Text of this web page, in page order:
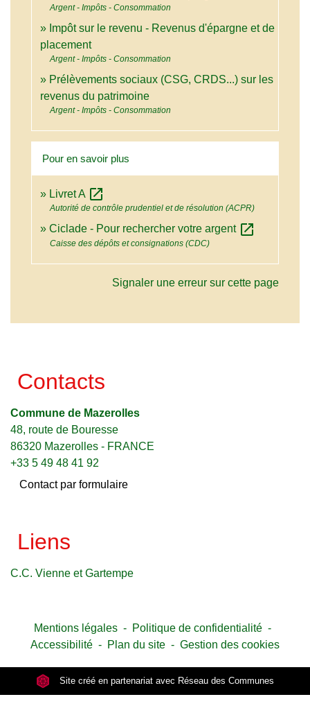
Argent - Impôts - Consommation
Impôt sur le revenu - Revenus d'épargne et de
placement
Argent - Impôts - Consommation
Prélèvements sociaux (CSG, CRDS...) sur les
revenus du patrimoine
Argent - Impôts - Consommation
Pour en savoir plus
Livret A open_in_new
Autorité de contrôle prudentiel et de résolution (ACPR)
Ciclade - Pour rechercher votre argent open_in_new
Caisse des dépôts et consignations (CDC)
Signaler une erreur sur cette page
Contacts
Commune de Mazerolles
48, route de Bouresse
86320 Mazerolles - FRANCE
+33 5 49 48 41 92
Contact par formulaire
Liens
C.C. Vienne et Gartempe
Mentions légales - Politique de confidentialité -
Accessibilité - Plan du site - Gestion des cookies
Site créé en partenariat avec Réseau des Communes